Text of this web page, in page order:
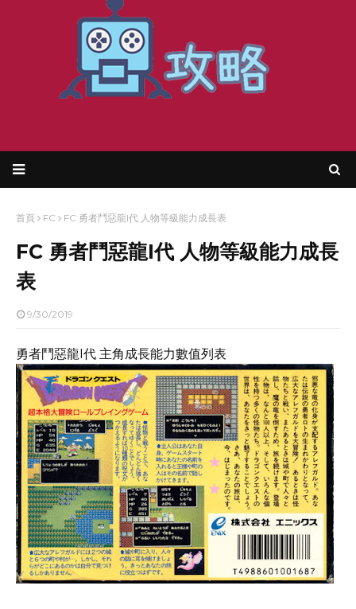
首頁 FC FC 勇者鬥惡龍I代 人物等級能力成長表
FC 勇者鬥惡龍I代 人物等級能力成長
表
9/30/2019
勇者鬥惡龍I代 主角成長能力數值列表